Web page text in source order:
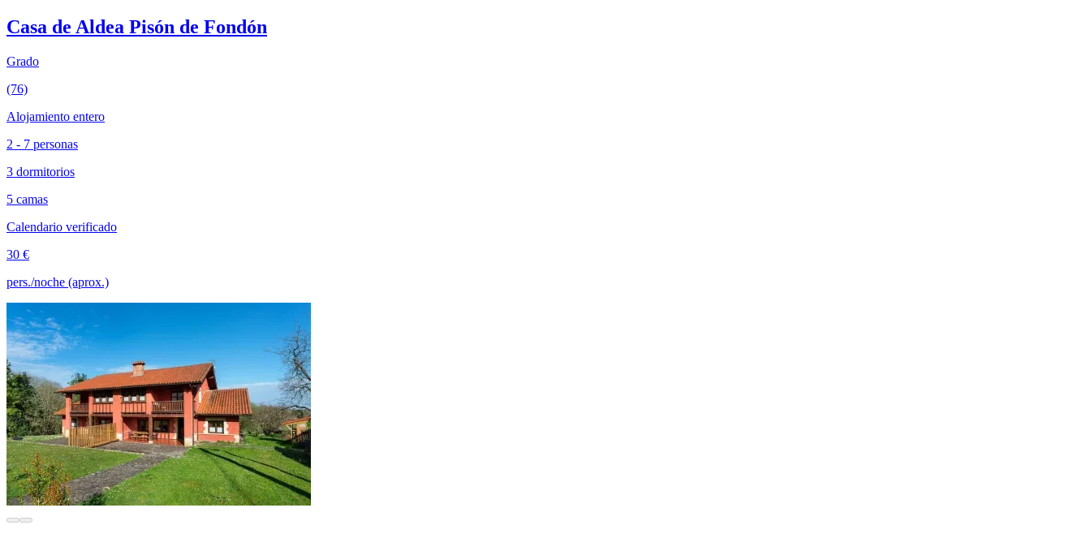
Casa de Aldea Pisón de Fondón
Grado
(76)
Alojamiento entero
2 - 7 personas
3 dormitorios
5 camas
Calendario verificado
30 €
pers./noche (aprox.)